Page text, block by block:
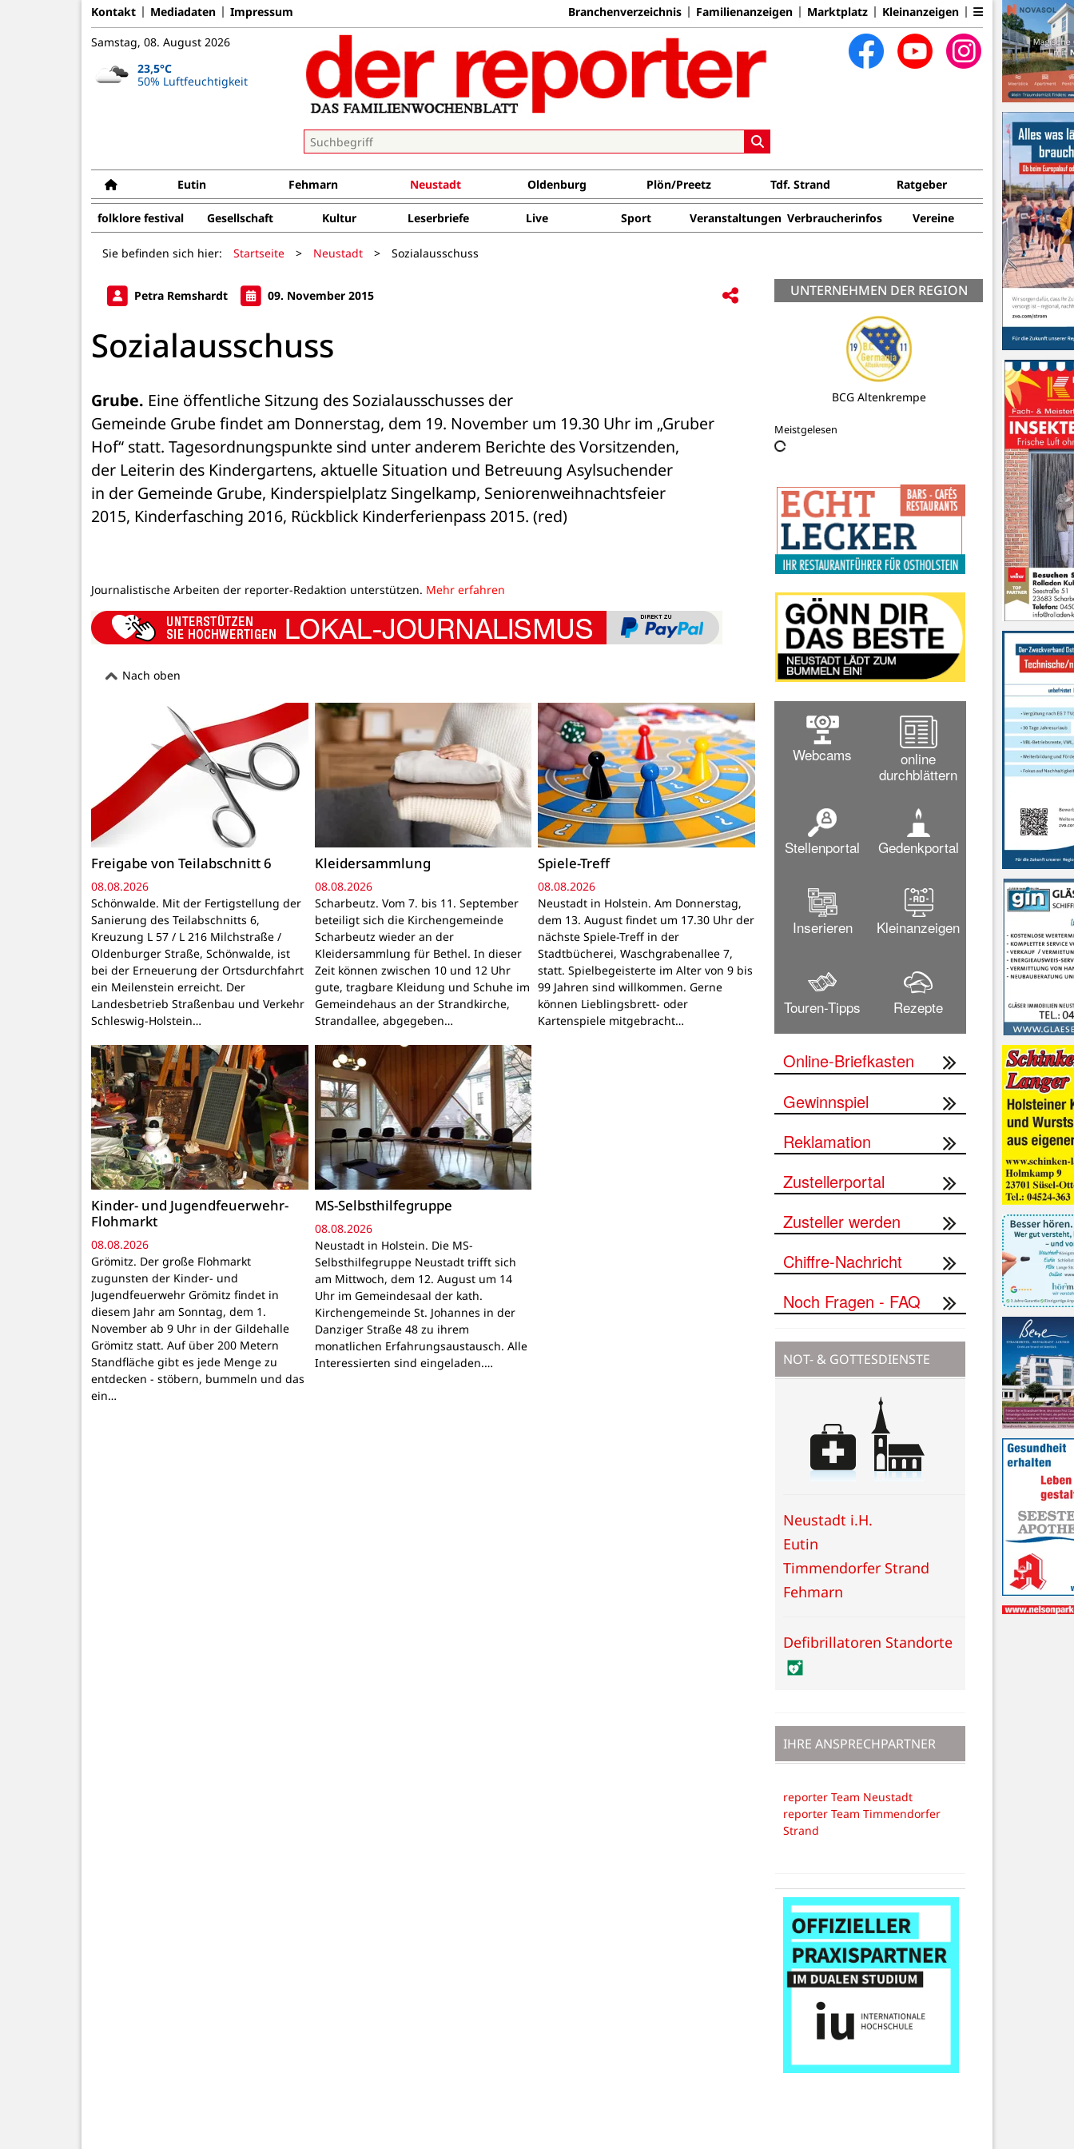
Kontakt Mediadaten Impressum Branchenverzeichnis Familienanzeigen Marktplatz Kleinanzeigen
Samstag, 08. August 2026
23,5°C
50% Luftfeuchtigkeit
Eutin Fehmarn Neustadt Oldenburg Plön/Preetz Tdf. Strand Ratgeber
folklore festival Gesellschaft Kultur Leserbriefe Live Sport Veranstaltungen Verbraucherinfos Vereine
Sie befinden sich hier: Startseite > Neustadt > Sozialausschuss
Petra Remshardt 09. November 2015
Sozialausschuss
Grube. Eine öffentliche Sitzung des Sozialausschusses der
Gemeinde Grube findet am Donnerstag, dem 19. November um 19.30 Uhr im „Gruber
Hof“ statt. Tagesordnungspunkte sind unter anderem Berichte des Vorsitzenden,
der Leiterin des Kindergartens, aktuelle Situation und Betreuung Asylsuchender
in der Gemeinde Grube, Kinderspielplatz Singelkamp, Seniorenweihnachtsfeier
2015, Kinderfasching 2016, Rückblick Kinderferienpass 2015. (red)
Journalistische Arbeiten der reporter-Redaktion unterstützen. Mehr erfahren
Nach oben
Freigabe von Teilabschnitt 6
08.08.2026
Schönwalde. Mit der Fertigstellung der
Sanierung des Teilabschnitts 6,
Kreuzung L 57 / L 216 Milchstraße /
Oldenburger Straße, Schönwalde, ist
bei der Erneuerung der Ortsdurchfahrt
ein Meilenstein erreicht. Der
Landesbetrieb Straßenbau und Verkehr
Schleswig-Holstein…
Kleidersammlung
08.08.2026
Scharbeutz. Vom 7. bis 11. September
beteiligt sich die Kirchengemeinde
Scharbeutz wieder an der
Kleidersammlung für Bethel. In dieser
Zeit können zwischen 10 und 12 Uhr
gute, tragbare Kleidung und Schuhe im
Gemeindehaus an der Strandkirche,
Strandallee, abgegeben…
Spiele-Treff
08.08.2026
Neustadt in Holstein. Am Donnerstag,
dem 13. August findet um 17.30 Uhr der
nächste Spiele-Treff in der
Stadtbücherei, Waschgrabenallee 7,
statt. Spielbegeisterte im Alter von 9 bis
99 Jahren sind willkommen. Gerne
können Lieblingsbrett- oder
Kartenspiele mitgebracht…
Kinder- und Jugendfeuerwehr-
Flohmarkt
08.08.2026
Grömitz. Der große Flohmarkt
zugunsten der Kinder- und
Jugendfeuerwehr Grömitz findet in
diesem Jahr am Sonntag, dem 1.
November ab 9 Uhr in der Gildehalle
Grömitz statt. Auf über 200 Metern
Standfläche gibt es jede Menge zu
entdecken - stöbern, bummeln und das
ein…
MS-Selbsthilfegruppe
08.08.2026
Neustadt in Holstein. Die MS-
Selbsthilfegruppe Neustadt trifft sich
am Mittwoch, dem 12. August um 14
Uhr im Gemeindesaal der kath.
Kirchengemeinde St. Johannes in der
Danziger Straße 48 zu ihrem
monatlichen Erfahrungsaustausch. Alle
Interessierten sind eingeladen.…
UNTERNEHMEN DER REGION
BCG Altenkrempe
Meistgelesen
Webcams
online
durchblättern
Stellenportal Gedenkportal
Inserieren Kleinanzeigen
Touren-Tipps Rezepte
Online-Briefkasten
Gewinnspiel
Reklamation
Zustellerportal
Zusteller werden
Chiffre-Nachricht
Noch Fragen - FAQ
NOT- & GOTTESDIENSTE
Neustadt i.H.
Eutin
Timmendorfer Strand
Fehmarn
Defibrillatoren Standorte
IHRE ANSPRECHPARTNER
reporter Team Neustadt
reporter Team Timmendorfer
Strand